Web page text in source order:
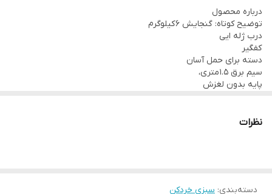
طول سیم 1.5 متر
قیمت ،مشخصات و خرید سبزی خردکن سبزیران چهار گوش
درباره محصول
توضیح کوتاه: گنجایش 6 کیلوگرم
درب ژله ایی
کفگیر
دسته برای حمل آسان
سیم برق 1.5 متری،
پایه بدون لغزش
فلزی تمام استیل با ضخامت بالاست که باعث افزایش طول عمر و حفظ
نظرات
دسته‌بندی: سبزی خردکن